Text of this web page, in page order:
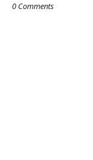
0 Comments